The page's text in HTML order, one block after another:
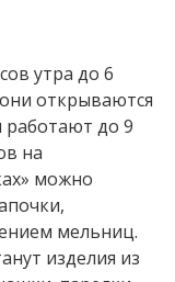
утра до 6
открываются
работают до 9
на
можно
мельниц.
изделия из